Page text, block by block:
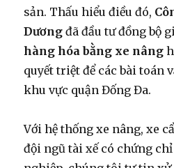
sản. Thấu hiểu điều đó,
Dương đã đầu tư đồng bộ
hàng hóa bằng xe nâng
quyết triệt để các bài toán
khu vực quận Đống Đa.
Với hệ thống xe nâng, xe
đội ngũ tài xế có chứng